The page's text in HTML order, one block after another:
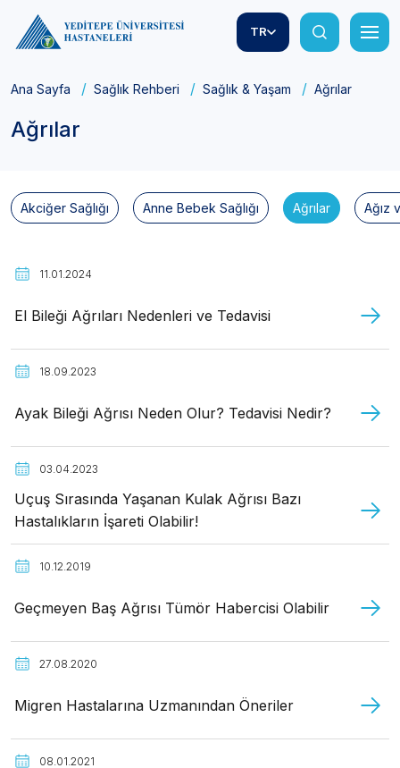
TR
Ana Sayfa Sağlık Rehberi Sağlık & Yaşam Ağrılar
Ağrılar
Akciğer Sağlığı Anne Bebek Sağlığı Ağrılar Ağız
11.01.2024
El Bileği Ağrıları Nedenleri ve Tedavisi
18.09.2023
Ayak Bileği Ağrısı Neden Olur? Tedavisi Nedir?
03.04.2023
Uçuş Sırasında Yaşanan Kulak Ağrısı Bazı
Hastalıkların İşareti Olabilir!
10.12.2019
Geçmeyen Baş Ağrısı Tümör Habercisi Olabilir
27.08.2020
Migren Hastalarına Uzmanından Öneriler
08.01.2021